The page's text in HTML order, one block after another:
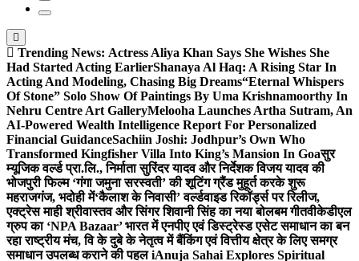
Trending News: Actress Aliya Khan Says She Wishes She
Had Started Acting EarlierShanaya Al Haq: A Rising Star In
Acting And Modeling, Chasing Big Dreams“Eternal Whispers
Of Stone” Solo Show Of Paintings By Uma Krishnamoorthy In
Nehru Centre Art GalleryMelooha Launches Artha Sutram, An
AI-Powered Wealth Intelligence Report For Personalized
Financial GuidanceSachiin Joshi: Jodhpur’s Own Who
Transformed Kingfisher Villa Into King’s Mansion In Goaसुर
म्यूजिक वर्ल्ड प्रा.लि., निर्माता सुरिंदर यादव और निर्देशक विजय यादव की
भोजपुरी फिल्म ‘गंगा जमुना सरस्वती’ की शूटिंग ग्रैंड मुहूर्त करके शुरू
महराजगंज, भदोही में‘कैलाश के निवासी’ वर्ल्डवाइड रिकॉर्ड्स पर रिलीज,
एक्ट्रेस माही श्रीवास्तव और सिंगर शिवानी सिंह का नया बोलबम गीतवीकेडीएल
ग्रुप का ‘NPA Bazaar’ भारत में एनपीए एवं डिस्ट्रेस्ड एसेट समाधान का बन
रहा राष्ट्रीय मंच, वि के दुबे के नेतृत्व में बैंकिंग एवं वित्तीय क्षेत्र के लिए समग्र
समाधान उपलब्ध कराने की पहल iAnuja Sahai Explores Spiritual